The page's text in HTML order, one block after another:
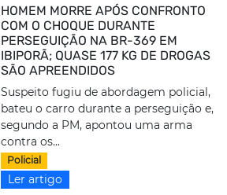
HOMEM MORRE APÓS CONFRONTO
COM O CHOQUE DURANTE
PERSEGUIÇÃO NA BR-369 EM
IBIPORÃ; QUASE 177 KG DE DROGAS
SÃO APREENDIDOS
Suspeito fugiu de abordagem policial,
bateu o carro durante a perseguição e,
segundo a PM, apontou uma arma
contra os...
Policial
Ler artigo